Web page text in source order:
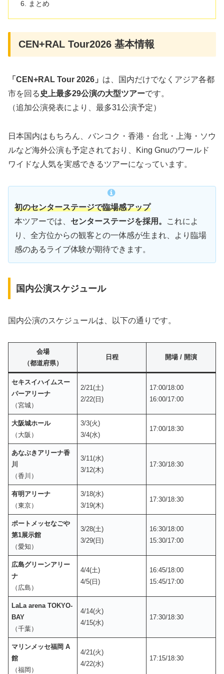
まとめ
CEN+RAL Tour2026 基本情報
「CEN+RAL Tour 2026」 は、国内だけでなくアジア各都
市を回る 史上最多29公演の大型ツアーです。
（追加公演発表により、最多31公演予定）
日本国内はもちろん、バンコク・香港・台北・上海・ソウ
ルなど海外公演も予定されており、King Gnuのワールド
ワイドな人気を実感できるツアーになっています。
初のセンターステージで臨場感アップ
本ツアーでは、 センターステージを採用。
これによ
り、全方位からの観客との一体感が生まれ、より臨場
感のあるライブ体験が期待できます。
国内公演スケジュール
国内公演のスケジュールは、以下の通りです。
会場
（都道府県）
日程 開場 / 開演
セキスイハイムスー
パーアリーナ
（宮城）
2/21(土)
2/22(日)
17:00/18:00
16:00/17:00
大阪城ホール
（大阪）
3/3(火)
3/4(水)
17:00/18:30
あなぶきアリーナ香
川
（香川）
3/11(水)
3/12(木)
17:30/18:30
有明アリーナ
（東京）
3/18(水)
3/19(木)
17:30/18:30
ポートメッセなごや
第1展示館
（愛知）
3/28(土)
3/29(日)
16:30/18:00
15:30/17:00
広島グリーンアリー
ナ
（広島）
4/4(土)
4/5(日)
16:45/18:00
15:45/17:00
LaLa arena TOKYO-
BAY
（千葉）
4/14(火)
4/15(水)
17:30/18:30
マリンメッセ福岡 A
館
（福岡）
4/21(火)
4/22(水)
17:15/18:30